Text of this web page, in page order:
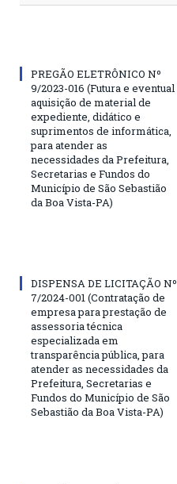
PREGÃO ELETRÔNICO Nº
9/2023-016 (Futura e eventual
aquisição de material de
expediente, didático e
suprimentos de informática,
para atender as
necessidades da Prefeitura,
Secretarias e Fundos do
Município de São Sebastião
da Boa Vista-PA)
DISPENSA DE LICITAÇÃO Nº
7/2024-001 (Contratação de
empresa para prestação de
assessoria técnica
especializada em
transparência pública, para
atender as necessidades da
Prefeitura, Secretarias e
Fundos do Município de São
Sebastião da Boa Vista-PA)